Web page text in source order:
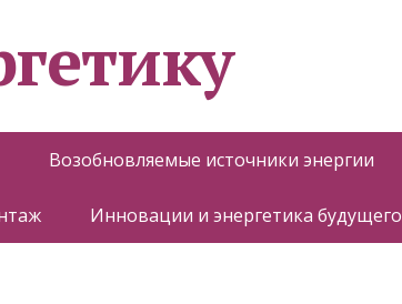
Возобновляемые источники энергии
Инновации и энергетика будущего